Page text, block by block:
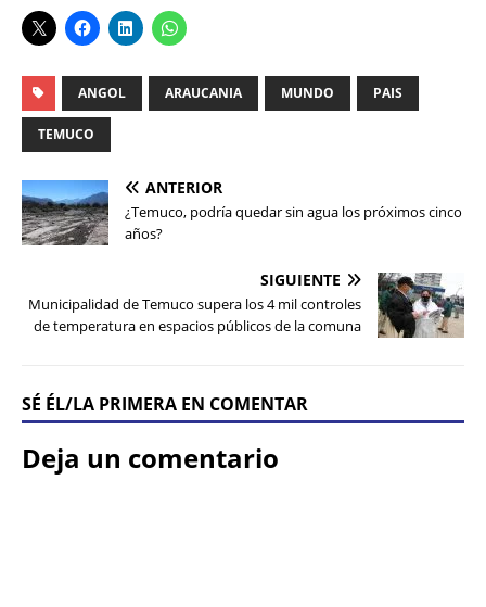
ANGOL ARAUCANIA MUNDO PAIS
TEMUCO
ANTERIOR
¿Temuco, podría quedar sin agua los próximos cinco
años?
SIGUIENTE
Municipalidad de Temuco supera los 4 mil controles
de temperatura en espacios públicos de la comuna
SÉ ÉL/LA PRIMERA EN COMENTAR
Deja un comentario